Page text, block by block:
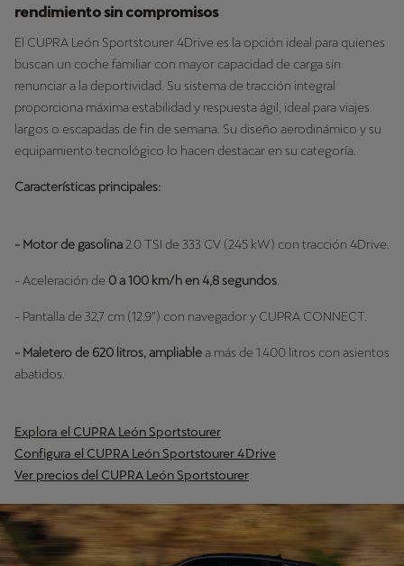
rendimiento sin compromisos
El CUPRA León Sportstourer 4Drive es la opción ideal para quienes
buscan un coche familiar con mayor capacidad de carga sin
renunciar a la deportividad. Su sistema de tracción integral
proporciona máxima estabilidad y respuesta ágil, ideal para viajes
largos o escapadas de fin de semana. Su diseño aerodinámico y su
equipamiento tecnológico lo hacen destacar en su categoría.
Características principales:
- Motor de gasolina 2.0 TSI de 333 CV (245 kW) con tracción 4Drive.
- Aceleración de 0 a 100 km/h en 4,8 segundos
- Pantalla de 32,7 cm (12,9”) con navegador y CUPRA CONNECT.
- Maletero de 620 litros, ampliablea más de 1.400 litros con asientos
abatidos.
Explora el CUPRA León Sportstourer
Configura el CUPRA León Sportstourer 4Drive
Ver precios del CUPRA León Sportstourer